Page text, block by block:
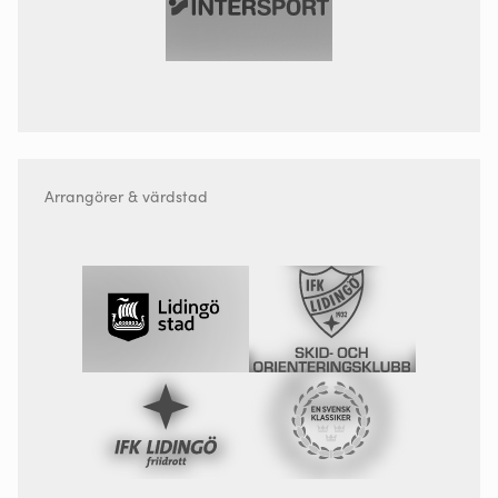
Arrangörer & värdstad